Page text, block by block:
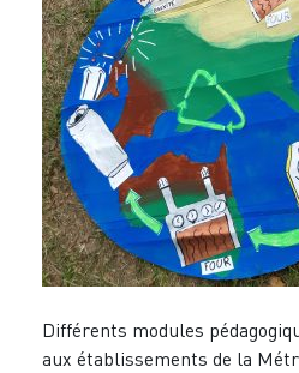
Différents modules
aux établissements de la